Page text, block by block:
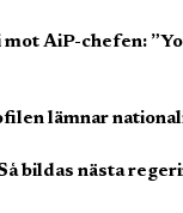
AiP-chefen:
lämnar
bildas nästa